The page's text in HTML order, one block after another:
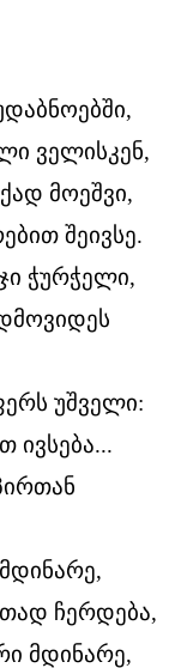
ველისკენ,
მოეშვი,
შეივსე.
ჭურჭელი,
უშველი:
ივსება...
ჩერდება,
მდინარე,